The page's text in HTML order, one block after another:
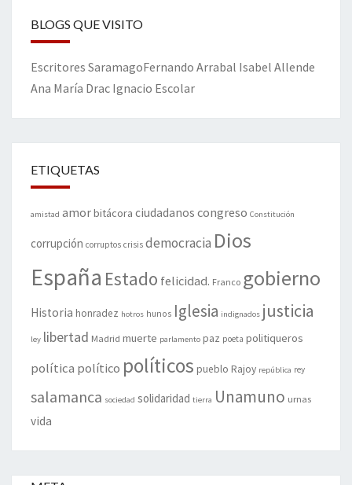
BLOGS QUE VISITO
Escritores SaramagoFernando Arrabal Isabel Allende
Ana María Drac Ignacio Escolar
ETIQUETAS
amistad amorbitácora ciudadanos congreso Constitución
corrupción corruptos crisis democracia Dios
España Estado felicidad. Franco gobierno
Historia honradez hotros hunos Iglesia indignados justicia
ley libertad Madrid muerte parlamento paz poeta politiqueros
política político políticos pueblo Rajoy república rey
salamanca sociedad solidaridad tierra Unamuno urnas
vida